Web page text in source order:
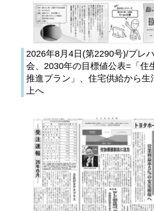
2026年8月4日(第2290号)/プレ
会、2030年の目標値公表=「住
推進プラン」、住宅供給から生
上へ